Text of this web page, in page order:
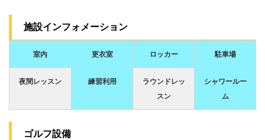
施設インフォメーション
室内 更衣室 ロッカー 駐車場
夜間レッスン 練習利用
ラウンドレッ
スン
シャワールー
ム
ゴルフ設備